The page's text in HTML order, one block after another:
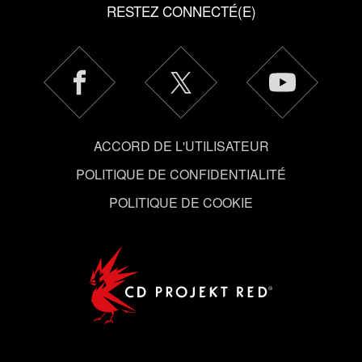
Cependant, ces cookies optionnels ne seront appliqués
Vous pouvez consulter tous les détails sur notre
utilisation des cookies et modifier vos préférences dans
le menu "Paramètres" ci-dessous.
RESTEZ CONNECTÉ(E)
ACCORD DE L'UTILISATEUR
POLITIQUE DE CONFIDENTIALITÉ
POLITIQUE DE COOKIE